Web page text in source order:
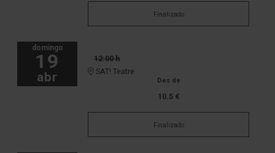
Finalizado
domingo
19
abr
12:00 h
SAT! Teatre
Des de
10.5 €
Finalizado